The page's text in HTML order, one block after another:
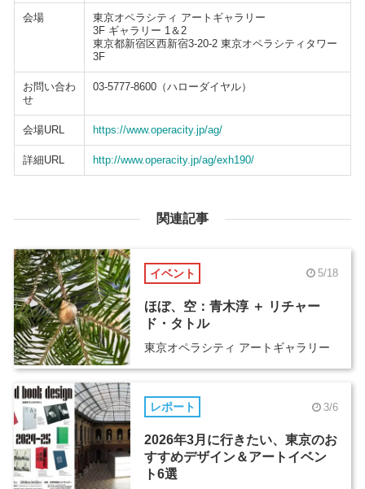
会場
東京オペラシティ アートギャラリー
3F ギャラリー 1＆2
東京都新宿区西新宿3-20-2 東京オペラシティタワー
3F
お問い合わ
せ
03-5777-8600（ハローダイヤル）
会場URL https://www.operacity.jp/ag/
詳細URL http://www.operacity.jp/ag/exh190/
関連記事
イベント 5/18
ほぼ、空：青木淳 ＋ リチャー
ド・タトル
東京オペラシティ アートギャラリー
レポート 3/6
2026年3月に行きたい、東京のお
すすめデザイン＆アートイベン
ト6選